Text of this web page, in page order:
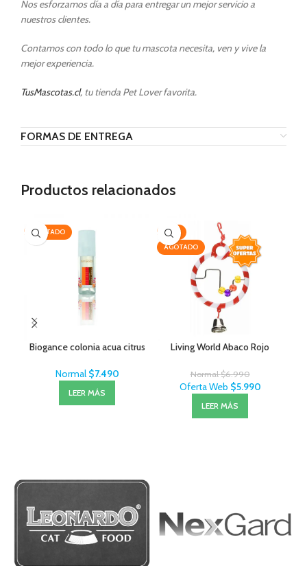
Nos esforzamos día a día para entregar un mejor servicio a
nuestros clientes.
Contamos con todo lo que tu mascota necesita, ven y vive la
mejor experiencia.
TusMascotas.cl, tu tienda Pet Lover favorita.
FORMAS DE ENTREGA
Productos relacionados
AGOTADO
Biogance colonia acua citrus
Normal $7.490
LEER MÁS
-14%
AGOTADO
Living World Abaco Rojo
Normal$6.990
Oferta Web $5.990
LEER MÁS